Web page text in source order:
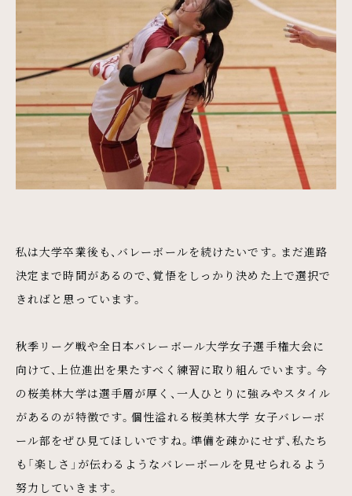
私は大学卒業後も、バレーボールを続けたいです。まだ進路
決定まで時間があるので、覚悟をしっかり決めた上で選択で
きればと思っています。
秋季リーグ戦や全日本バレーボール大学女子選手権大会に
向けて、上位進出を果たすべく練習に取り組んでいます。今
の桜美林大学は選手層が厚く、一人ひとりに強みやスタイル
があるのが特徴です。個性溢れる桜美林大学 女子バレーボ
ール部をぜひ見てほしいですね。準備を疎かにせず、私たち
も「楽しさ」が伝わるようなバレーボールを見せられるよう
努力していきます。